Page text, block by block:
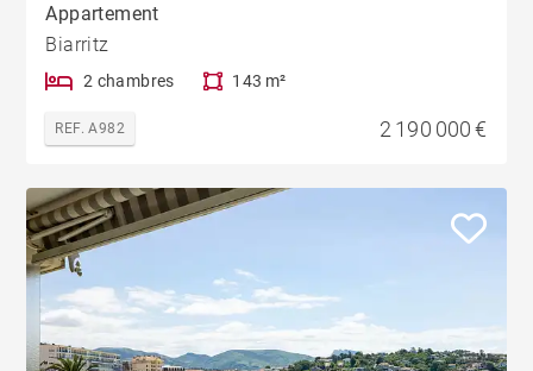
Appartement
Biarritz
2 chambres 143 m²
REF. A982 2 190 000 €